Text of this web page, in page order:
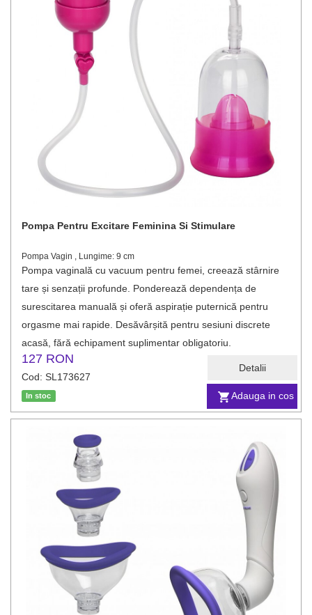
Adauga in cos
Detalii
Pompa Pentru Excitare Feminina Si Stimulare
Pompa Vagin , Lungime: 9 cm
Pompa vaginală cu vacuum pentru femei, creează stârnire
tare și senzații profunde. Ponderează dependența de
surescitarea manuală și oferă aspirație puternică pentru
orgasme mai rapide. Desăvârșită pentru sesiuni discrete
acasă, fără echipament suplimentar obligatoriu.
127 RON
Cod: SL173627
In stoc